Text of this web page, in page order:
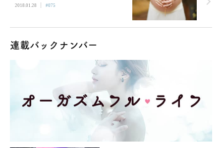
2018.01.28 | #075
連載バックナンバー